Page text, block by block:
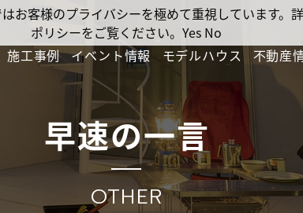
施工事例 イベント情報 モデルハウス 不動産
早速の一言
OTHER
お客様のプライバシーを極めて重視しています
ポリシーをご覧ください。 Yes No